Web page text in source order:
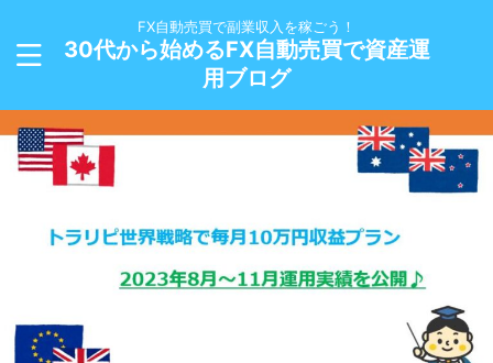
FX自動売買で副業収入を稼ごう！
30代から始めるFX自動売買で資産運
用ブログ